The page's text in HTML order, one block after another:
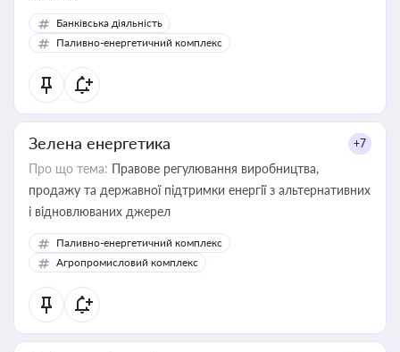
Банківська діяльність
Паливно-енергетичний комплекс
Зелена енергетика +7
Про що тема: Правове регулювання виробництва,
продажу та державної підтримки енергії з альтернативних
і відновлюваних джерел
Паливно-енергетичний комплекс
Агропромисловий комплекс